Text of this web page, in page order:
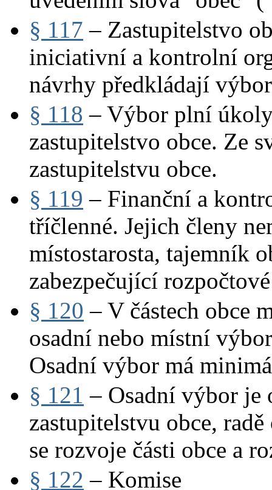
§ 117 – Zastupitelstvo
iniciativní a kontrolní
návrhy předkládají
§ 118 – Výbor plní
zastupitelstvo obce. Ze
zastupitelstvu obce.
§ 119 – Finanční a
tříčlenné. Jejich členy
místostarosta, tajemník
zabezpečující rozpočtové
§ 120 – V částech obce
osadní nebo místní
Osadní výbor má
§ 121 – Osadní výbor je
zastupitelstvu obce,
se rozvoje části obce a
§ 122 – Komise